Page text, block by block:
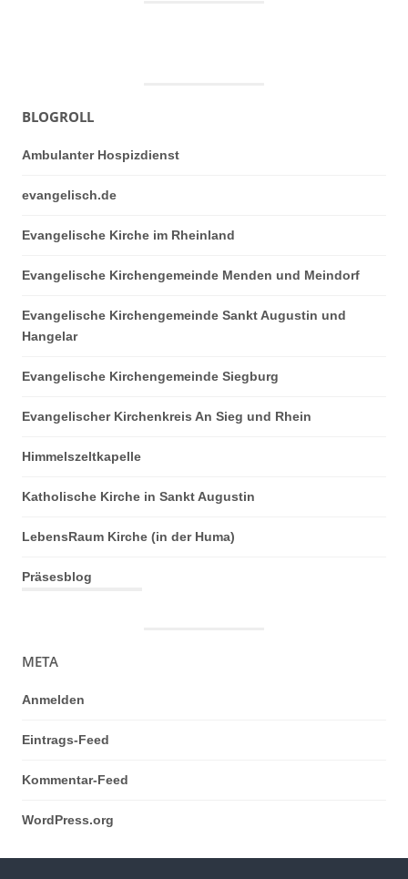
BLOGROLL
Ambulanter Hospizdienst
evangelisch.de
Evangelische Kirche im Rheinland
Evangelische Kirchengemeinde Menden und Meindorf
Evangelische Kirchengemeinde Sankt Augustin und
Hangelar
Evangelische Kirchengemeinde Siegburg
Evangelischer Kirchenkreis An Sieg und Rhein
Himmelszeltkapelle
Katholische Kirche in Sankt Augustin
LebensRaum Kirche (in der Huma)
Präsesblog
META
Anmelden
Eintrags-Feed
Kommentar-Feed
WordPress.org